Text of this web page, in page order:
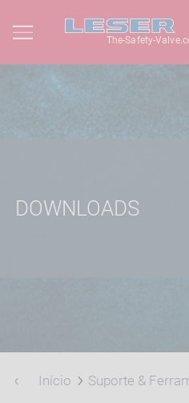
The-Safety-
DOWNLOADS
Início Suporte &